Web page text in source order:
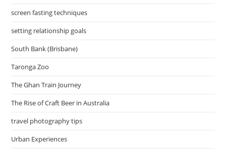
screen fasting techniques
setting relationship goals
South Bank (Brisbane)
Taronga Zoo
The Ghan Train Journey
The Rise of Craft Beer in Australia
travel photography tips
Urban Experiences